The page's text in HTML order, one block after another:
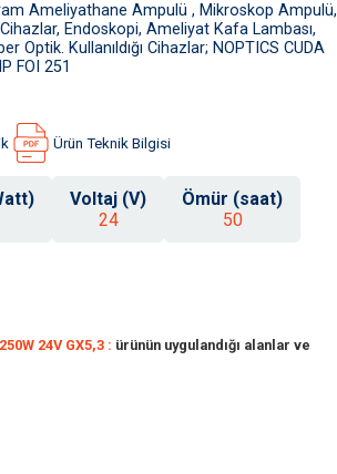
Ameliyathane Ampulü , Mikroskop Ampulü,
Endoskopi, Ameliyat Kafa Lambası,
Optik. Kullanıldığı Cihazlar; NOPTICS CUDA
FOI 251
Ürün Teknik Bilgisi
Voltaj (V)
24
Ömür (saat)
50
24V GX5,3 : ürünün uygulandığı alanlar ve